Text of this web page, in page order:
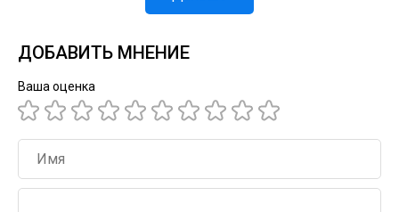
ДОБАВИТЬ МНЕНИЕ
Ваша оценка